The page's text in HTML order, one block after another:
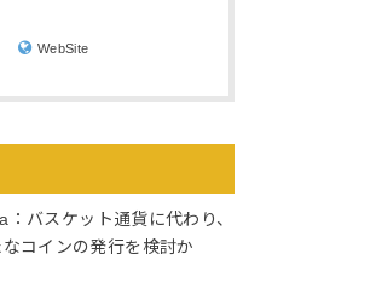
WebSite
：バスケット通貨に代わり、
コインの発行を検討か